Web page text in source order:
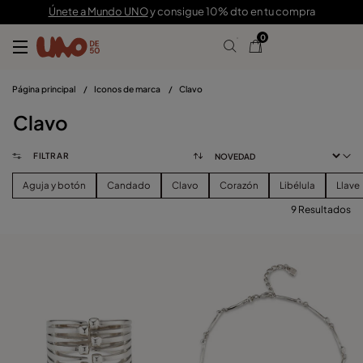
Únete a Mundo UNOy consigue 10% dto en tu compra
0
Página principal / Iconos de marca / Clavo
Clavo
FILTRAR
Aguja y botón Candado Clavo Corazón Libélula Llave
PRECIO Borrar Filtros
9 Resultados